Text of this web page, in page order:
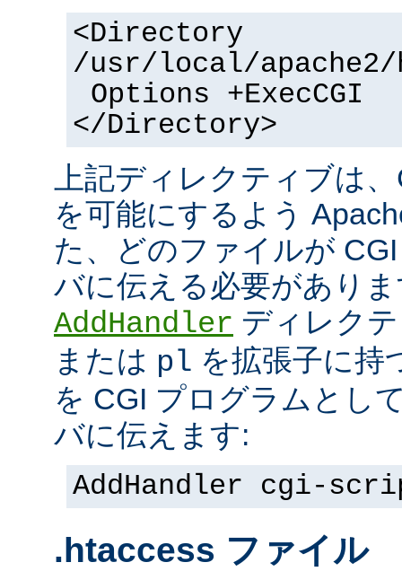
<Directory
/usr/local/apache2/
Options +ExecCGI
</Directory>
上記ディレクティブは
を可能にするよう
た、どのファイルが
バに伝える必要があり
AddHandler ディレク
または pl を拡張子に持
を CGI プログラムとし
バに伝えます:
AddHandler cgi-
.htaccess ファイル